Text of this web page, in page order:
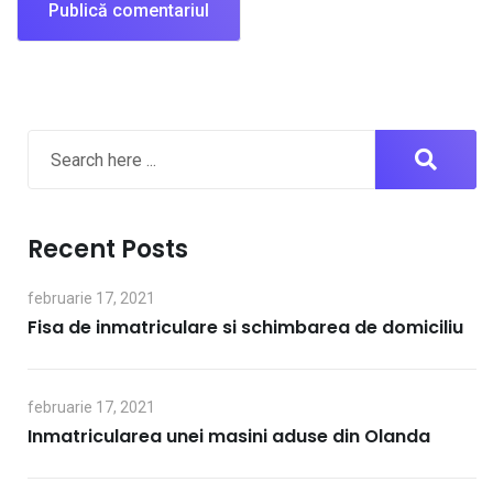
Recent Posts
februarie 17, 2021
Fisa de inmatriculare si schimbarea de domiciliu
februarie 17, 2021
Inmatricularea unei masini aduse din Olanda